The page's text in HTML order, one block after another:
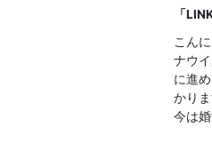
「
こん
ナウ
に進
かり
今は